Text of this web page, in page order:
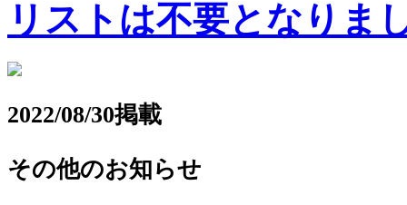
リストは不要となりま
2022/08/30掲載
その他のお知らせ